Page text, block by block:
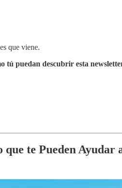
que viene.
tú puedan descubrir esta
que te Pueden